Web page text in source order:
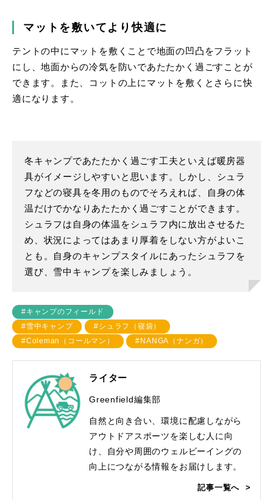
マットを敷いてより快適に
テントの中にマットを敷くことで地面の凹凸をフラット
にし、地面からの冷気を防いであたたかく過ごすことが
できます。また、コットの上にマットを敷くとさらに快
適になります。
冬キャンプであたたかく過ごす工夫といえば暖房器
具がイメージしやすいと思います。しかし、シュラ
フなどの寝具を冬用のものでそろえれば、自身の体
温だけでかなりあたたかく過ごすことができます。
シュラフは自身の体温をシュラフ内に放出させるた
め、状況によってはあまり厚着をしない方がよいこ
とも。自身のキャンプスタイルにあったシュラフを
選び、雪中キャンプを楽しみましょう。
#キャンプのフィールド
#雪中キャンプ
#シュラフ（寝袋）
#Coleman（コールマン）
#NANGA（ナンガ）
ライター
Greenfield編集部
自然と向き合い、環境に配慮しながら
アウトドアスポーツを楽しむ人に向
け、自分や周囲のウェルビーイングの
向上につながる情報をお届けします。
記事一覧へ